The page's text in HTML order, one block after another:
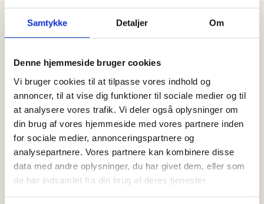
Samtykke Detaljer Om
Denne hjemmeside bruger cookies
Vi bruger cookies til at tilpasse vores indhold og
annoncer, til at vise dig funktioner til sociale medier og til
at analysere vores trafik. Vi deler også oplysninger om
din brug af vores hjemmeside med vores partnere inden
for sociale medier, annonceringspartnere og
analysepartnere. Vores partnere kan kombinere disse
data med andre oplysninger, du har givet dem, eller som
de har indsamlet fra din brug af deres tjenester.
SENESTENYT
06 august, 2026
God mad kan meget mere end at…